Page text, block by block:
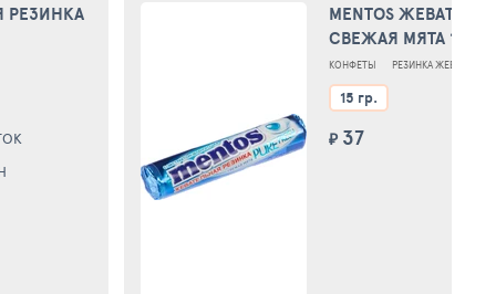
РЕЗИНКА
MENTOS ЖЕВАТ
СВЕЖАЯ МЯТА 1
КОНФЕТЫ РЕЗИНКА
15 гр.
₽ 37